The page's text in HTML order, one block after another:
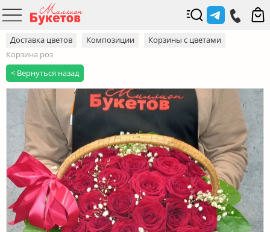
Доставка цветов Композиции
Корзины с цветами
Корзина роз
< Вернуться назад